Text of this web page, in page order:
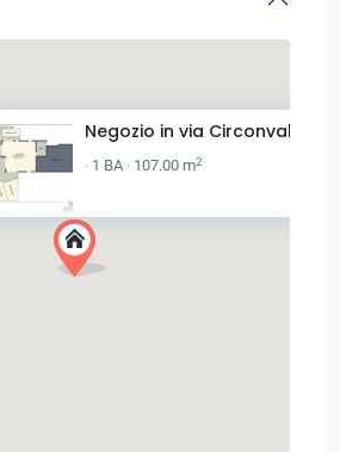
Negozio in via
· 1 BA · 107.00 m2